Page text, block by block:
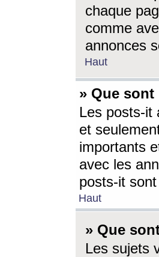
chaque
comme
annonces
Haut
» Que
Les posts-it
et
importants
avec les
posts-it
Haut
» Que
Les sujets